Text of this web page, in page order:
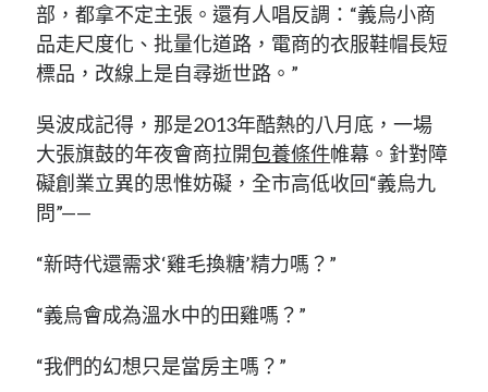
部，都拿不定主張。還有人唱反調：“義烏小商
品走尺度化、批量化道路，電商的衣服鞋帽長短
標品，改線上是自尋逝世路。”
吳波成記得，那是2013年酷熱的八月底，一場
大張旗鼓的年夜會商拉開包養條件帷幕。針對障
礙創業立異的思惟妨礙，全市高低收回“義烏九
問”——
“新時代還需求‘雞毛換糖’精力嗎？”
“義烏會成為溫水中的田雞嗎？”
“我們的幻想只是當房主嗎？”